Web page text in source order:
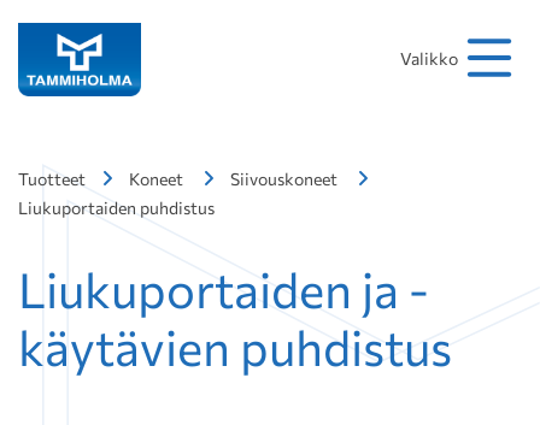
Valikko
Tuotteet Koneet
Siivouskoneet
Liukuportaiden puhdistus
Liukuportaiden ja -
käytävien puhdistus